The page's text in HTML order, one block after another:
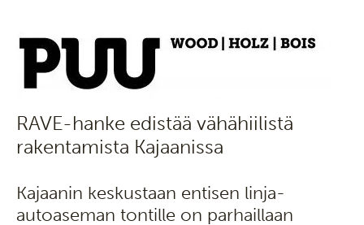
RAVE-hanke edistää vähähiilistä
rakentamista Kajaanissa
Kajaanin keskustaan entisen linja-
autoaseman tontille on parhaillaan